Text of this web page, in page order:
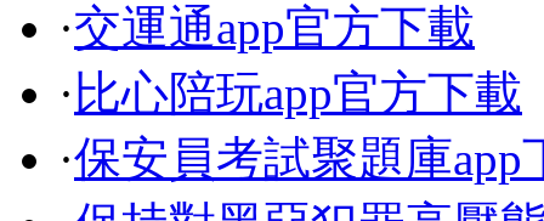
·交運通app官方下載
· 比心陪玩app官方下載
·保安員考試聚題庫app